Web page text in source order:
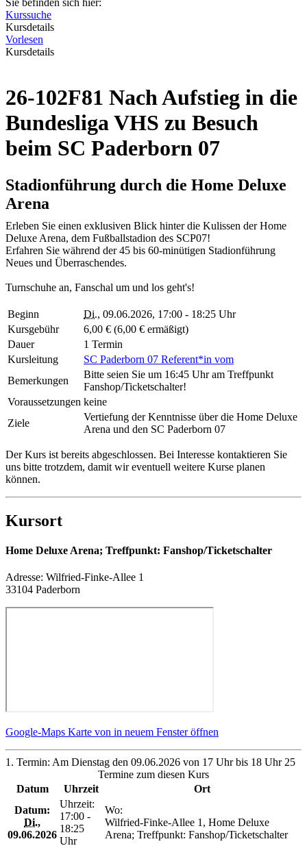
Sie befinden sich hier:
Kurssuche
Kursdetails
Vorlesen
Kursdetails
26-102F81 Nach Aufstieg in die
Bundesliga VHS zu Besuch
beim SC Paderborn 07
Stadionführung durch die Home Deluxe
Arena
Erleben Sie einen exklusiven Blick hinter die Kulissen der Home
Deluxe Arena, dem Fußballstadion des SCP07!
Erfahren Sie während der 45 bis 60-minütigen Stadionführung
Neues und Überraschendes.
Turnschuhe an, Fanschal um und los geht's!
Beginn Di., 09.06.2026, 17:00 - 18:25 Uhr
Kursgebühr
6,00 € (6,00 € ermäßigt)
Dauer
1 Termin
Kursleitung
SC Paderborn 07 Referent*in vom
Bemerkungen
Bitte seien Sie um 16:45 Uhr am Treffpunkt
Fanshop/Ticketschalter!
Voraussetzungen keine
Ziele
Vertiefung der Kenntnisse über die Home Deluxe
Arena und den SC Paderborn 07
Der Kurs ist bereits abgeschlossen. Bei Interesse kontaktieren Sie
uns bitte trotzdem, damit wir eventuell weitere Kurse planen
können.
Kursort
Home Deluxe Arena; Treffpunkt: Fanshop/Ticketschalter
Adresse: Wilfried-Finke-Allee 1
33104 Paderborn
Google-Maps Karte von in neuem Fenster öffnen
1. Termin: Am Dienstag den 09.06.2026 von 17 Uhr bis 18 Uhr 25
Termine zum diesen Kurs
Datum
Uhrzeit
Ort
Datum:
Di.,
09.06.2026
Uhrzeit:
17:00 -
18:25
Uhr
Wo:
Wilfried-Finke-Allee 1, Home Deluxe
Arena; Treffpunkt: Fanshop/Ticketschalter